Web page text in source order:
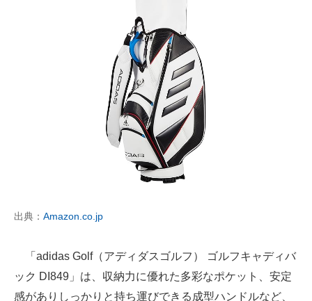
出典： Amazon.co.jp
「adidas Golf（アディダスゴルフ） ゴルフキャディバ
ック DI849」は、収納力に優れた多彩なポケット、安定
感がありしっかりと持ち運びできる成型ハンドルなど、